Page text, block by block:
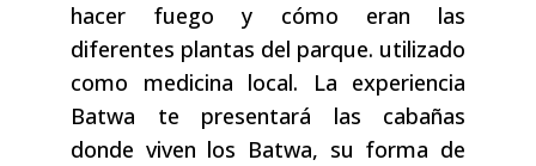
hacer fuego y cómo eran las
diferentes plantas del parque. utilizado
como medicina local. La experiencia
Batwa te presentará las cabañas
donde viven los Batwa, su forma de